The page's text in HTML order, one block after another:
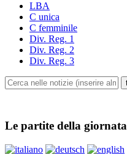
LBA
C unica
C femminile
Div. Reg. 1
Div. Reg. 2
Div. Reg. 3
Le partite della giornata